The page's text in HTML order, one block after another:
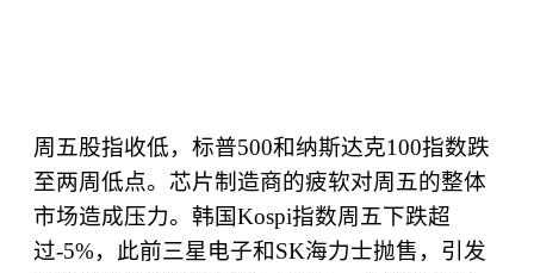
周五股指收低，标普500和纳斯达克100指数跌
至两周低点。芯片制造商的疲软对周五的整体
市场造成压力。韩国Kospi指数周五下跌超
过-5%，此前三星电子和SK海力士抛售，引发